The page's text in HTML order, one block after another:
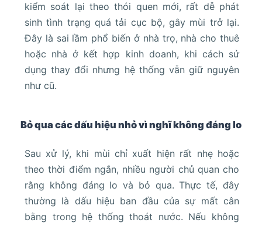
kiểm soát lại theo thói quen mới, rất dễ phát
sinh tình trạng quá tải cục bộ, gây mùi trở lại.
Đây là sai lầm phổ biến ở nhà trọ, nhà cho thuê
hoặc nhà ở kết hợp kinh doanh, khi cách sử
dụng thay đổi nhưng hệ thống vẫn giữ nguyên
như cũ.
Bỏ qua các dấu hiệu nhỏ vì nghĩ không đáng lo
Sau xử lý, khi mùi chỉ xuất hiện rất nhẹ hoặc
theo thời điểm ngắn, nhiều người chủ quan cho
rằng không đáng lo và bỏ qua. Thực tế, đây
thường là dấu hiệu ban đầu của sự mất cân
bằng trong hệ thống thoát nước. Nếu không